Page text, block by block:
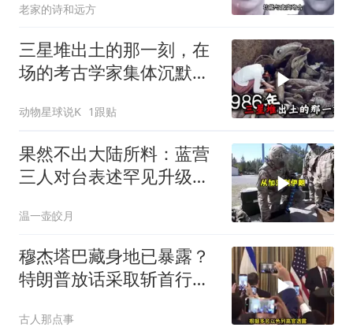
老家的诗和远方
三星堆出土的那一刻，在
场的考古学家集体沉默
动物星球说K 1跟贴
果然不出大陆所料：蓝营
三人对台表述罕见升级，
温一壶皎月
穆杰塔巴藏身地已暴露？
特朗普放话采取斩首行
古人那点事